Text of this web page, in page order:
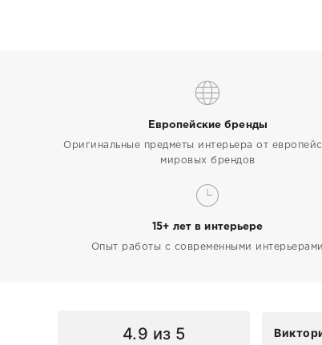
Европейские бренды
Оригинальные предметы интерьера от
мировых брендов
15+ лет в интерьере
Опыт работы с современными интерьерами
4.9 из 5